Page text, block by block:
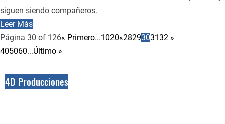
siguen siendo compañeros.
Leer Más
Página 30 of 126« Primero...1020«2829303132 »
405060...Último »
4D Producciones